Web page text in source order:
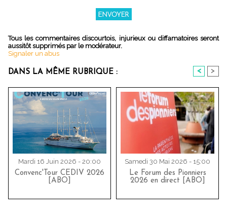
Tous les commentaires discourtois, injurieux ou diffamatoires seront
aussitôt supprimés par le modérateur.
Signaler un abus
DANS LA MÊME RUBRIQUE : < >
Mardi 16 Juin 2026 - 20:00
Convenc'Tour CEDIV 2026
[ABO]
Samedi 30 Mai 2026 - 15:00
Le Forum des Pionniers
2026 en direct [ABO]